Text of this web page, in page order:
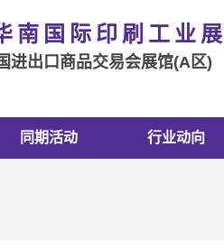
南国际印刷工业
进出口商品交易会展馆(A区)
同期活动 行业动向